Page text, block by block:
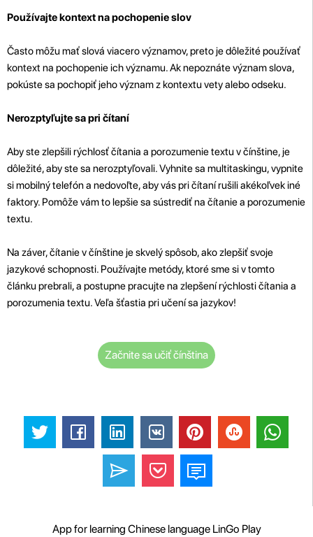
Používajte kontext na pochopenie slov
Často môžu mať slová viacero významov, preto je dôležité používať
kontext na pochopenie ich významu. Ak nepoznáte význam slova,
pokúste sa pochopiť jeho význam z kontextu vety alebo odseku.
Nerozptyľujte sa pri čítaní
Aby ste zlepšili rýchlosť čítania a porozumenie textu v čínštine, je
dôležité, aby ste sa nerozptyľovali. Vyhnite sa multitaskingu, vypnite
si mobilný telefón a nedovoľte, aby vás pri čítaní rušili akékoľvek iné
faktory. Pomôže vám to lepšie sa sústrediť na čítanie a porozumenie
textu.
Na záver, čítanie v čínštine je skvelý spôsob, ako zlepšiť svoje
jazykové schopnosti. Používajte metódy, ktoré sme si v tomto
článku prebrali, a postupne pracujte na zlepšení rýchlosti čítania a
porozumenia textu. Veľa šťastia pri učení sa jazykov!
Začnite sa učiť čínština
App for learning Chinese language LinGo Play